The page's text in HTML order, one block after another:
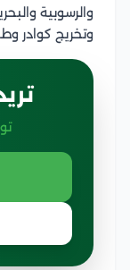
والرسوبية
وتخريج كوادر